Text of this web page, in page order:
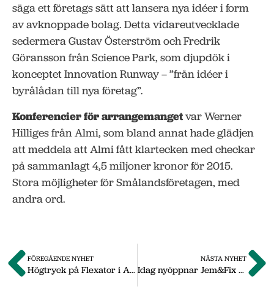
säga ett företags sätt att lansera nya idéer i form
av avknoppade bolag. Detta vidareutvecklade
sedermera Gustav Österström och Fredrik
Göransson från Science Park, som djupdök i
konceptet Innovation Runway – ”från idéer i
byrålådan till nya företag”.
Konferencier för arrangemangetvar Werner
Hilliges från Almi, som bland annat hade glädjen
att meddela att Almi fått klartecken med checkar
på sammanlagt 4,5 miljoner kronor för 2015.
Stora möjligheter för Smålandsföretagen, med
andra ord.
FÖREGÅENDE NYHET
Högtryck på Flexator i Anneberg
NÄSTA NYHET
Idag nyöppnar Jem&Fix på Almenäsområdet